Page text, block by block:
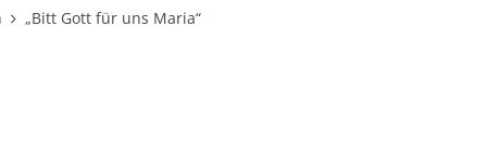
„Bitt Gott für uns Maria“